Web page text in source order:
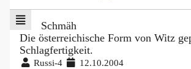
Schmäh
Die österreichische Form von Witz
Schlagfertigkeit.
Russi-4 12.10.2004